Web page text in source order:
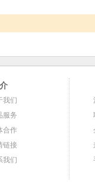
我们
服务
合作
链接
我们